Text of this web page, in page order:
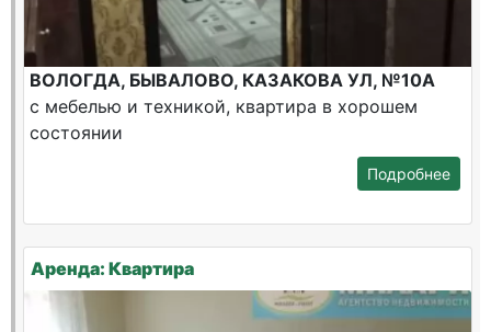
ВОЛОГДА, БЫВАЛОВО, КАЗАКОВА УЛ, №10А
с мебелью и техникой, квартира в хорошем
состоянии
Подробнее
Аренда: Квартира